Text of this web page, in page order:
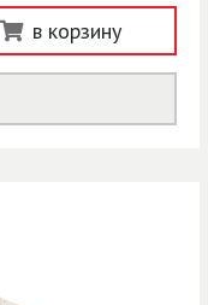
в корзину